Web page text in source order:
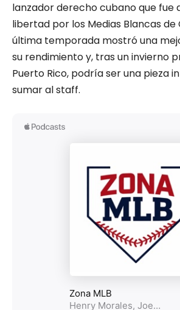
lanzador derecho cubano que fue
libertad por los Medias Blancas de
última temporada mostró una
su rendimiento y, tras un invierno
Puerto Rico, podría ser una pieza
sumar al staff.